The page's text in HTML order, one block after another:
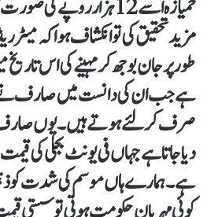
خمیازہ اسے 12ہزار روپے کی صورت بھرنا پڑا۔
مزید تحقیق کی تو انکشاف ہوا کہ
طورپر جان بوجھ کر مہینے کی اس
صرف کرلئے ہوتے ہیں۔ یوں
دیا جاتا ہے جہاں فی یونٹ بجلی کی
ہے۔ ہمارے ہاں موسم کی شدت کو